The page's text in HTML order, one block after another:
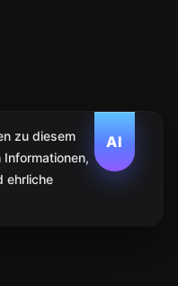
AI
zu diesem
Informationen,
ehrliche